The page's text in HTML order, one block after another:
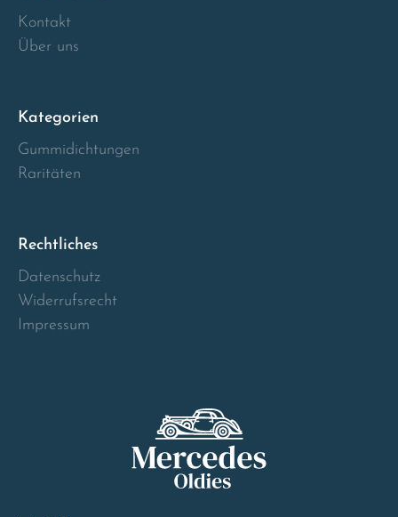
Kontakt
Über uns
Kategorien
Gummidichtungen
Raritäten
Rechtliches
Datenschutz
Widerrufsrecht
Impressum
Macedonia
Montenegro
Netherlands
Poland